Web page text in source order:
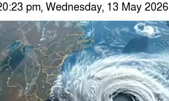
pm, Wednesday, 13 May 2026